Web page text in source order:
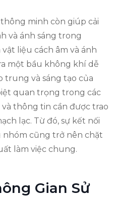
minh còn giúp cải
và ánh sáng trong
liệu cách âm và ánh
một bầu không khí dễ
trung và sáng tạo của
quan trọng trong các
thông tin cần được trao
lạc. Từ đó, sự kết nối
nhóm cũng trở nên chặt
làm việc chung.
Gian Sử